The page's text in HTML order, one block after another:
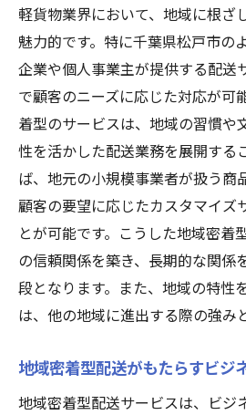
軽貨物業界において、地域に根ざ
魅力的です。特に千葉県松戸市の
企業や個人事業主が提供する配送
で顧客のニーズに応じた対応が可
着型のサービスは、地域の習慣や
性を活かした配送業務を展開する
ば、地元の小規模事業者が扱う商
顧客の要望に応じたカスタマイズ
とが可能です。こうした地域密着
の信頼関係を築き、長期的な関係
段となります。また、地域の特性
は、他の地域に進出する際の強み
地域密着型配送がもたらすビジ
地域密着型配送サービスは、ビジ